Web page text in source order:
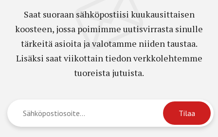
Saat suoraan sähköpostiisi kuukausittaisen
koosteen, jossa poimimme uutisvirrasta sinulle
tärkeitä asioita ja valotamme niiden taustaa.
Lisäksi saat viikottain tiedon verkkolehtemme
tuoreista jutuista.